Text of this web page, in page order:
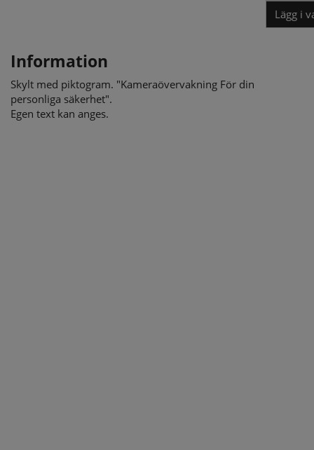
Lägg i
Information
Skylt med piktogram. "Kameraövervakning För din
personliga säkerhet".
Egen text kan anges.